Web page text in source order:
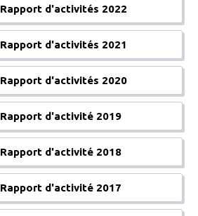
Rapport d'activités 2022
Rapport d'activités 2021
Rapport d'activités 2020
Rapport d'activité 2019
Rapport d'activité 2018
Rapport d'activité 2017